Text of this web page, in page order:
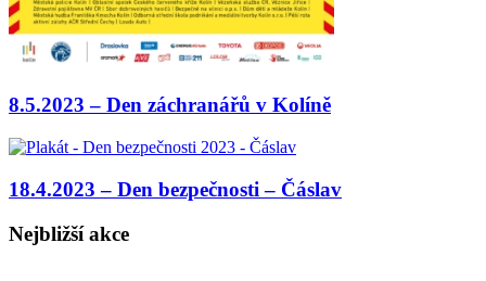
8.5.2023 – Den záchranářů v Kolíně
18.4.2023 – Den bezpečnosti – Čáslav
Nejbližší akce